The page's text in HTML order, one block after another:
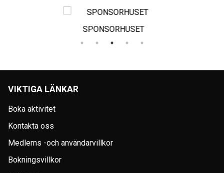
SPONSORHUSET
VIKTIGA LÄNKAR
Boka aktivitet
Kontakta oss
Medlems -och användarvillkor
Bokningsvillkor